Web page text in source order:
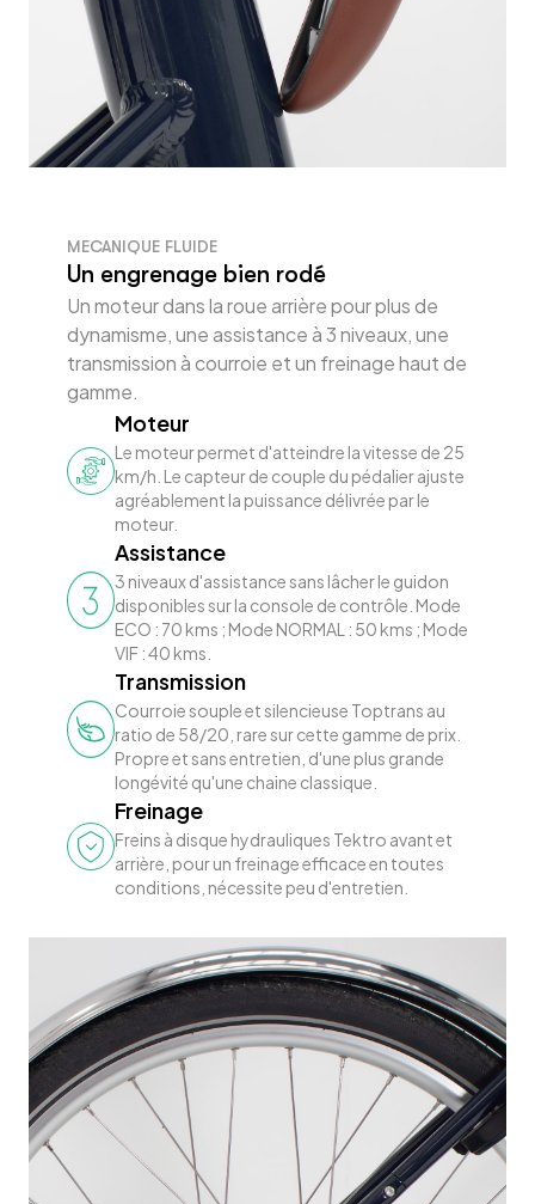
MECANIQUE FLUIDE
Un engrenage bien rodé
Un moteur dans la roue arrière pour plus de
dynamisme, une assistance à 3 niveaux, une
transmission à courroie et un freinage haut de
gamme.
Moteur
Le moteur permet d'atteindre la vitesse de 25
km/h. Le capteur de couple du pédalier ajuste
agréablement la puissance délivrée par le
moteur.
Assistance
3 niveaux d'assistance sans lâcher le guidon
disponibles sur la console de contrôle. Mode
ECO : 70 kms ; Mode NORMAL : 50 kms ; Mode
VIF : 40 kms.
Transmission
Courroie souple et silencieuse Toptrans au
ratio de 58/20, rare sur cette gamme de prix.
Propre et sans entretien, d'une plus grande
longévité qu'une chaine classique.
Freinage
Freins à disque hydrauliques Tektro avant et
arrière, pour un freinage efficace en toutes
conditions, nécessite peu d'entretien.